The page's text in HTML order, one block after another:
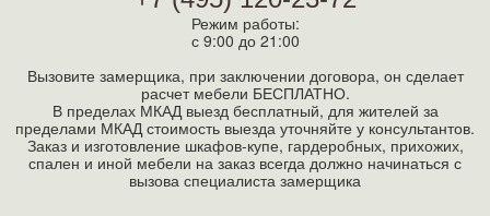
Режим работы:
с 9:00 до 21:00
Вызовите замерщика, при заключении договора, он сделает
расчет мебели БЕСПЛАТНО.
В пределах МКАД выезд бесплатный, для жителей за
пределами МКАД стоимость выезда уточняйте у консультантов.
Заказ и изготовление шкафов-купе, гардеробных, прихожих,
спален и иной мебели на заказ всегда должно начинаться с
вызова специалиста замерщика